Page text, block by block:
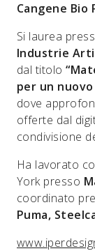
Cangene Bio
Si laurea
Industrie
dal titolo
per un
dove
offerte dal
condivisione
Ha lavorato
York presso
coordinato
Puma,